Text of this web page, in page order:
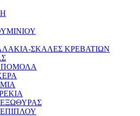
ΣΚΑΛΕΣ ΚΡΕΒΑΤΙΩΝ
ΠΟΜΟΛΑ